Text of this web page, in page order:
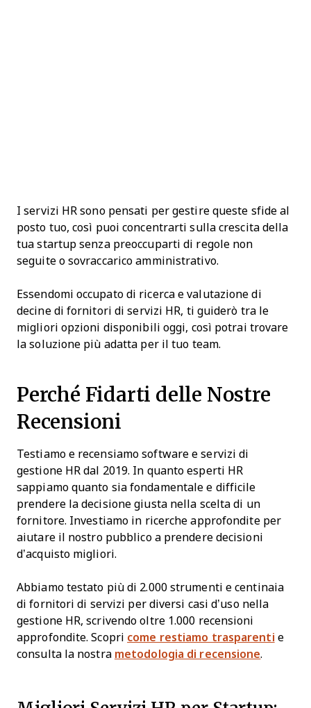
I servizi HR sono pensati per gestire queste sfide al
posto tuo, così puoi concentrarti sulla crescita della
tua startup senza preoccuparti di regole non
seguite o sovraccarico amministrativo.
Essendomi occupato di ricerca e valutazione di
decine di fornitori di servizi HR, ti guiderò tra le
migliori opzioni disponibili oggi, così potrai trovare
la soluzione più adatta per il tuo team.
Perché Fidarti delle Nostre
Recensioni
Testiamo e recensiamo software e servizi di
gestione HR dal 2019. In quanto esperti HR
sappiamo quanto sia fondamentale e difficile
prendere la decisione giusta nella scelta di un
fornitore. Investiamo in ricerche approfondite per
aiutare il nostro pubblico a prendere decisioni
d’acquisto migliori.
Abbiamo testato più di 2.000 strumenti e centinaia
di fornitori di servizi per diversi casi d’uso nella
gestione HR, scrivendo oltre 1.000 recensioni
approfondite. Scopri come restiamo trasparenti e
consulta la nostra metodologia di recensione.